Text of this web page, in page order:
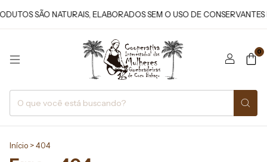
SÃO NATURAIS, ELABORADOS SEM O USO DE CONSERVANTES E
0
Início >404